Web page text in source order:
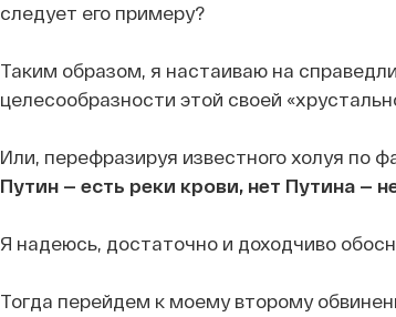
следует его примеру?
Таким образом, я настаиваю на
целесообразности этой своей
Или, перефразируя известного холуя по
Путин — есть реки крови, нет Путина —
Я надеюсь, достаточно и доходчиво
Тогда перейдем к моему второму